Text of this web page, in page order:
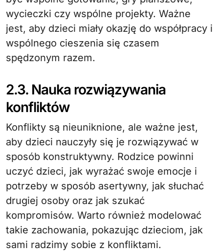
wycieczki czy wspólne projekty. Ważne
jest, aby dzieci miały okazję do współpracy i
wspólnego cieszenia się czasem
spędzonym razem.
2.3. Nauka rozwiązywania
konfliktów
Konflikty są nieuniknione, ale ważne jest,
aby dzieci nauczyły się je rozwiązywać w
sposób konstruktywny. Rodzice powinni
uczyć dzieci, jak wyrażać swoje emocje i
potrzeby w sposób asertywny, jak słuchać
drugiej osoby oraz jak szukać
kompromisów. Warto również modelować
takie zachowania, pokazując dzieciom, jak
sami radzimy sobie z konfliktami.